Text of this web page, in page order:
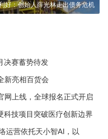
好：创始人薛光林走出债务危机
决赛蓄势待发
新亮相百货会
网上线，全球报名正式开启
科技项目突破医疗创新边界
运营依托天小智AI，以